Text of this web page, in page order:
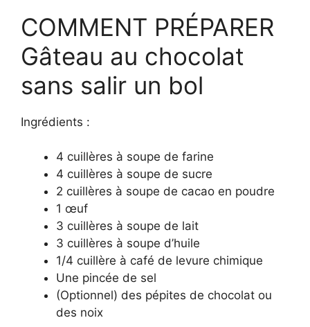
COMMENT PRÉPARER
Gâteau au chocolat
sans salir un bol
Ingrédients :
4 cuillères à soupe de farine
4 cuillères à soupe de sucre
2 cuillères à soupe de cacao en poudre
1 œuf
3 cuillères à soupe de lait
3 cuillères à soupe d’huile
1/4 cuillère à café de levure chimique
Une pincée de sel
(Optionnel) des pépites de chocolat ou
des noix